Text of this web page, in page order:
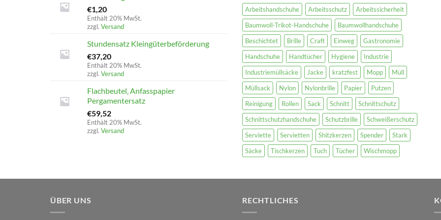
€1,20
Enthält 20% MwSt.
zzgl. Versand
Stundensatz Kleingüterbeförderung
€37,20
Enthält 20% MwSt.
zzgl. Versand
Flachbeutel, Anfasspapier
Pergamentersatz
€59,52
Enthält 20% MwSt.
zzgl. Versand
Arbeitshandschuhe
Arbeitsschutz
Arbeitssicherheit
Baumwoll-Trikot-Handschuhe
Baumwollhandschuhe
Beschichtet
Brille Craft Einweg
Gastronomie
Handschuhe
Handtücher Hygiene
Industrie
Industriemüllsäcke
Jacke kratzfest Mopp
Müll
Müllsack
Nylon Nylonbrille Papier
Putzen
Reinigung
Rollen Sack Schnitt
Schnittschutz
Schnittschutzhandschuhe
Schutzbrille
Schweißerschutz
Serviette
Servietten Shitzkerzen Spender
Stark
Säcke
Tischkerzen Tuch Tücher Wischmopp
ÜBER UNS RECHTLICHES